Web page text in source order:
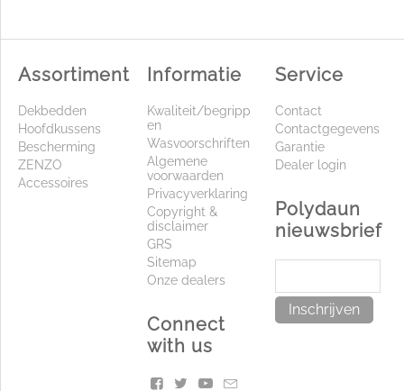
Assortiment
Dekbedden
Hoofdkussens
Bescherming
ZENZO
Accessoires
Informatie
Kwaliteit/begripp
en
Wasvoorschriften
Algemene
voorwaarden
Privacyverklaring
Copyright &
disclaimer
GRS
Sitemap
Onze dealers
Connect
with us
Service
Contact
Contactgegevens
Garantie
Dealer login
Polydaun
nieuwsbrief
Inschrijven